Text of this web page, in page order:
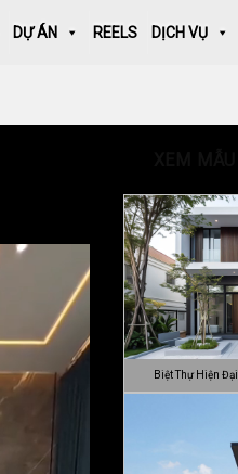
DỰ ÁN REELS DỊCH VỤ